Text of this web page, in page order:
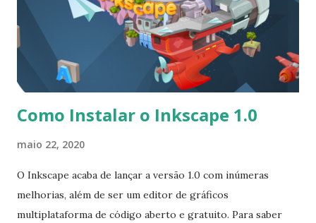
Como Instalar o Inkscape 1.0
maio 22, 2020
O Inkscape acaba de lançar a versão 1.0 com inúmeras
melhorias, além de ser um editor de gráficos
multiplataforma de código aberto e gratuito. Para saber